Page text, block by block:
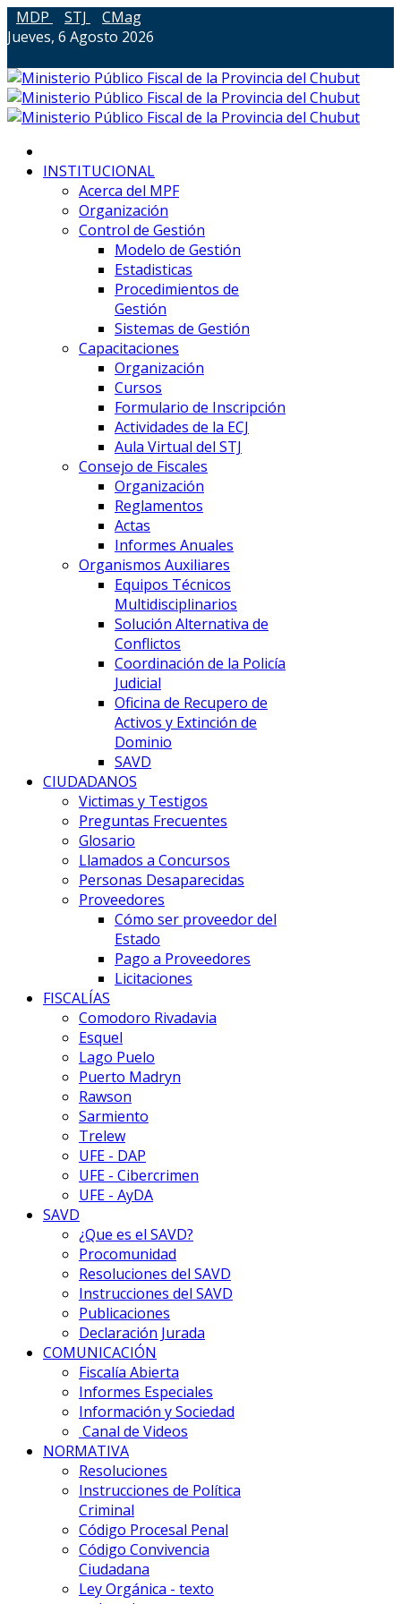
MDP STJ
CMag
Jueves, 6 Agosto 2026
INSTITUCIONAL
Acerca del MPF
Organización
Control de Gestión
Modelo de Gestión
Estadisticas
Procedimientos de
Gestión
Sistemas de Gestión
Capacitaciones
Organización
Cursos
Formulario de Inscripción
Actividades de la ECJ
Aula Virtual del STJ
Consejo de Fiscales
Organización
Reglamentos
Actas
Informes Anuales
Organismos Auxiliares
Equipos Técnicos
Multidisciplinarios
Solución Alternativa de
Conflictos
Coordinación de la Policía
Judicial
Oficina de Recupero de
Activos y Extinción de
Dominio
SAVD
CIUDADANOS
Victimas y Testigos
Preguntas Frecuentes
Glosario
Llamados a Concursos
Personas Desaparecidas
Proveedores
Cómo ser proveedor del
Estado
Pago a Proveedores
Licitaciones
FISCALÍAS
Comodoro Rivadavia
Esquel
Lago Puelo
Puerto Madryn
Rawson
Sarmiento
Trelew
UFE - DAP
UFE - Cibercrimen
UFE - AyDA
SAVD
¿Que es el SAVD?
Procomunidad
Resoluciones del SAVD
Instrucciones del SAVD
Publicaciones
Declaración Jurada
COMUNICACIÓN
Fiscalía Abierta
Informes Especiales
Información y Sociedad
Canal de Videos
NORMATIVA
Resoluciones
Instrucciones de Política
Criminal
Código Procesal Penal
Código Convivencia
Ciudadana
Ley Orgánica - texto